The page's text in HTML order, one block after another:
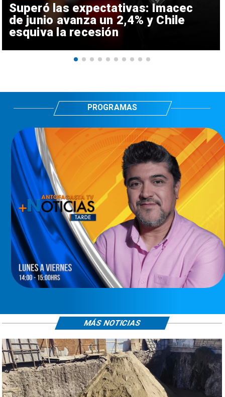
Superó las expectativas: Imacec
de junio avanza un 2,4% y Chile
esquiva la recesión
PROGRAMAS
MÁS NOTICIAS